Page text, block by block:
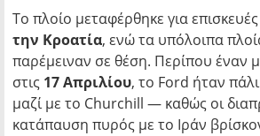
Το πλοίο μεταφέρθηκε για
την Κροατία, ενώ τα υπόλοιπα
παρέμειναν σε θέση. Περίπου έναν
στις 17 Απριλίου, το Ford ήταν
μαζί με το Churchill — καθώς οι
κατάπαυση πυρός με το Ιράν